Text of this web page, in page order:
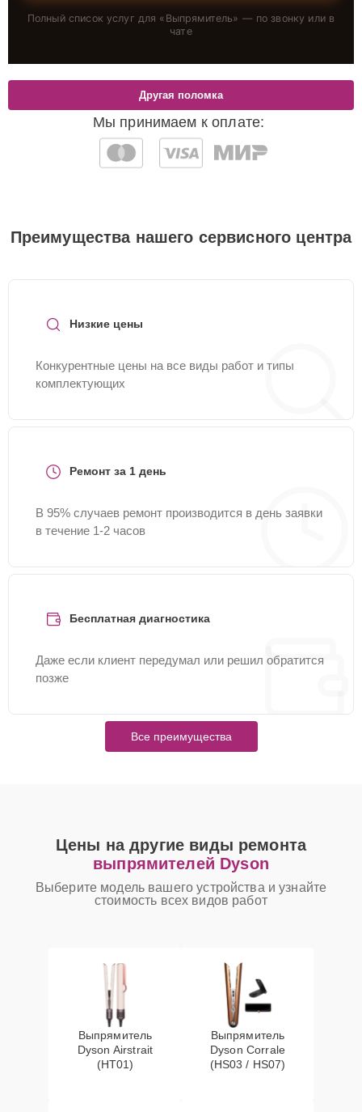
Полный список услуг для « Выпрямитель» — по звонку или в
чате
Мы принимаем к оплате:
Другая поломка
Преимущества нашего сервисного центра
Низкие цены
Конкурентные цены на все виды работ и типы
комплектующих
Ремонт за 1 день
В 95% случаев ремонт производится в день заявки
в течение 1-2 часов
Бесплатная диагностика
Даже если клиент передумал или решил обратится
позже
Все преимущества
Цены на другие виды ремонта
выпрямителей Dyson
Выберите модель вашего устройства и узнайте
стоимость всех видов работ
Выпрямитель
Dyson Airstrait
(HT01)
Выпрямитель
Dyson Corrale
(HS03 / HS07)